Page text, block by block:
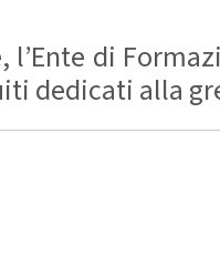
di
dedicati alla